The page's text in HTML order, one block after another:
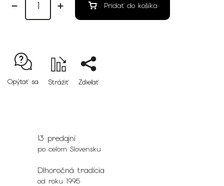
Pridať do košíka
Opýtať sa Strážiť Zdieľať
13 predajní
po celom Slovensku
Dlhoročná tradícia
od roku 1995